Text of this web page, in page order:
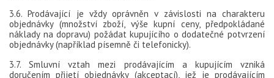
3.6. Prodávající je vždy oprávněn v závislosti na charakteru
objednávky (množství zboží, výše kupní ceny, předpokládané
náklady na dopravu) požádat kupujícího o dodatečné potvrzení
objednávky (například písemně či telefonicky).
3.7. Smluvní vztah mezi prodávajícím a kupujícím vzniká
doručením přijetí objednávky (akceptací), jež je prodávajícím